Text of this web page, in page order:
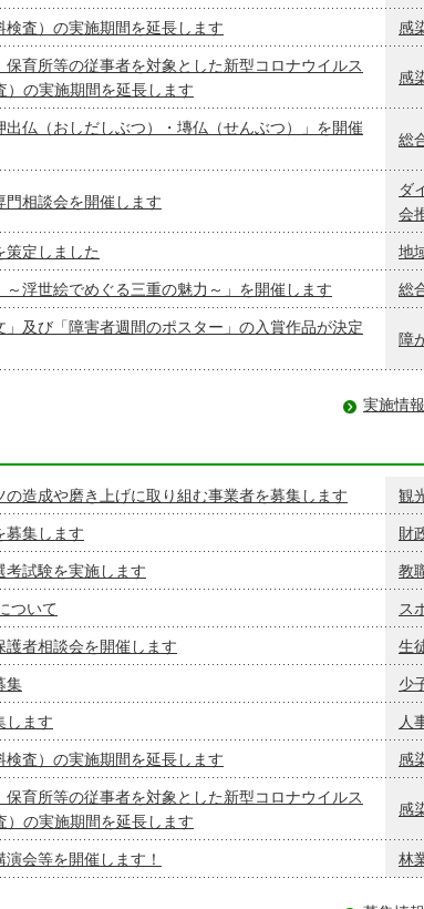
査）の実施期間を延長します 感
育所等の従事者を対象とした新型コロナウイルス
）の実施期間を延長します
感
仏（おしだしぶつ）・塼仏（せんぶつ）」を開催
総
相談会を開催します
ダ
会
策定しました 地
浮世絵でめぐる三重の魅力～」を開催します 総
及び「障害者週間のポスター」の入賞作品が決定
障
実施情
の造成や磨き上げに取り組む事業者を募集します 観
募集します 財
考試験を実施します 教
ついて ス
者相談会を開催します 生
集 少
します 人
査）の実施期間を延長します 感
育所等の従事者を対象とした新型コロナウイルス
）の実施期間を延長します
感
会等を開催します！ 林